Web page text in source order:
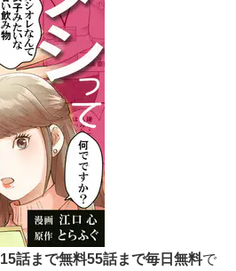
15話まで無料55話まで毎日無料で